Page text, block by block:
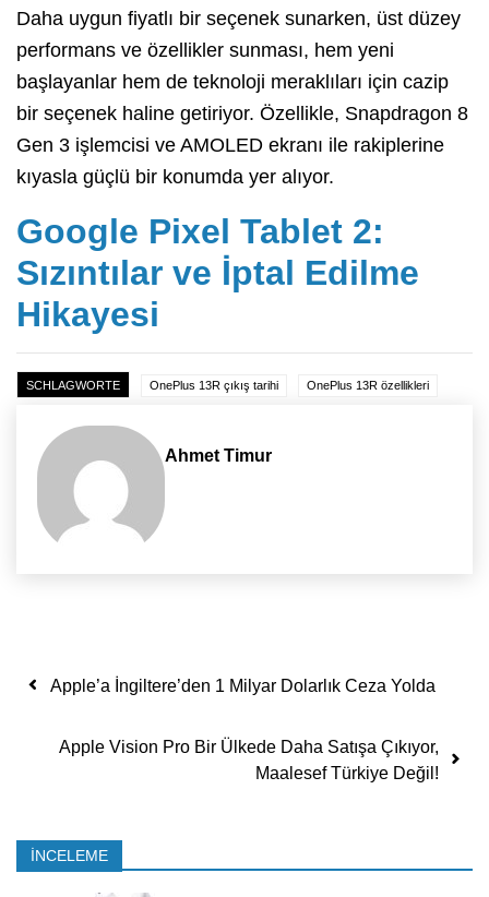
Daha uygun fiyatlı bir seçenek sunarken, üst düzey
performans ve özellikler sunması, hem yeni
başlayanlar hem de teknoloji meraklıları için cazip
bir seçenek haline getiriyor. Özellikle, Snapdragon 8
Gen 3 işlemcisi ve AMOLED ekranı ile rakiplerine
kıyasla güçlü bir konumda yer alıyor.
Google Pixel Tablet 2:
Sızıntılar ve İptal Edilme
Hikayesi
SCHLAGWORTE OnePlus 13R çıkış tarihi OnePlus 13R özellikleri
Ahmet Timur
Yazı dolaşımı
Apple’a İngiltere’den 1 Milyar Dolarlık Ceza Yolda
Apple Vision Pro Bir Ülkede Daha Satışa Çıkıyor,
Maalesef Türkiye Değil!
İNCELEME